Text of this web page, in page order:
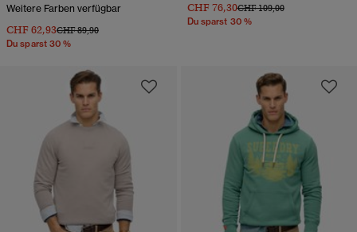
Weitere Farben verfügbar
CHF 62,93Preis wurde reduziert von
CHF 89,90bis
Du sparst 30 %
CHF 76,30Preis wurde reduziert von
CHF 109,00bis
Du sparst 30 %